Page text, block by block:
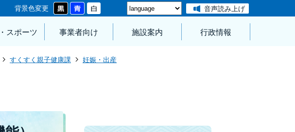
背景色変更 音声読み上げ
スポーツ 事業者向け 施設案内 行政情報
すくすく親子健康課
妊娠・出産